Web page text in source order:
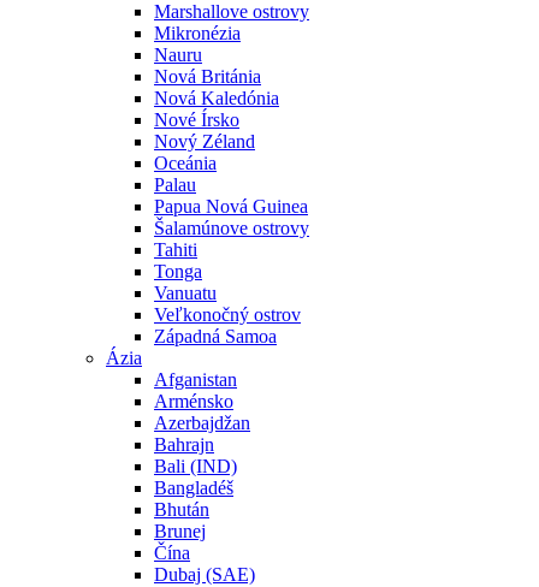
Marshallove ostrovy
Mikronézia
Nauru
Nová Británia
Nová Kaledónia
Nové Írsko
Nový Zéland
Oceánia
Palau
Papua Nová Guinea
Šalamúnove ostrovy
Tahiti
Tonga
Vanuatu
Veľkonočný ostrov
Západná Samoa
Ázia
Afganistan
Arménsko
Azerbajdžan
Bahrajn
Bali (IND)
Bangladéš
Bhután
Brunej
Čína
Dubaj (SAE)